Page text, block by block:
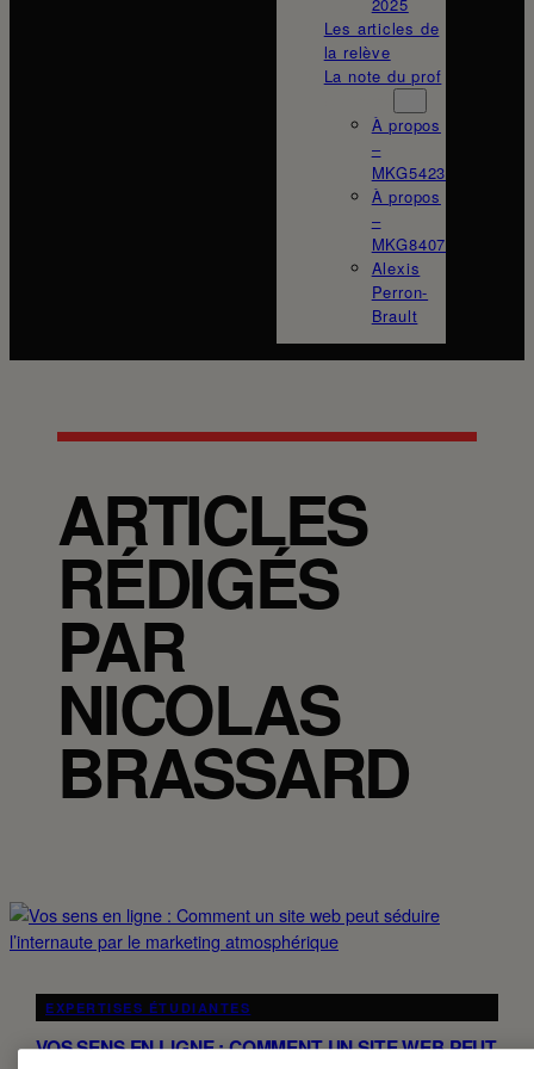
Les articles de
la relève
La note du prof
À propos
–
MKG5423
À propos
–
MKG8407
Alexis
Perron-
Brault
ARTICLES
RÉDIGÉS
PAR
NICOLAS
BRASSARD
EXPERTISES ÉTUDIANTES
VOS SENS EN LIGNE : COMMENT UN SITE WEB PEUT